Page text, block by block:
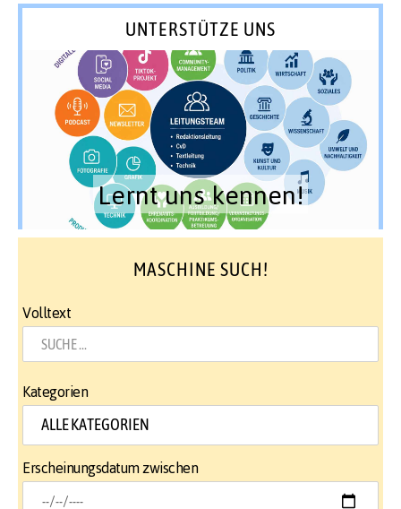
UNTERSTÜTZE UNS
Lernt uns kennen!
MASCHINE SUCH!
Volltext
Kategorien
Erscheinungsdatum zwischen